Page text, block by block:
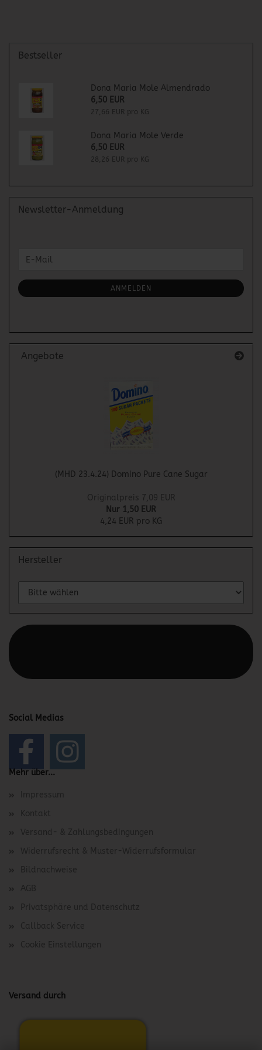
Bestseller
Dona Maria Mole Almendrado
6,50 EUR
27,66 EUR pro KG
Dona Maria Mole Verde
6,50 EUR
28,26 EUR pro KG
Newsletter-Anmeldung
ZUR
ANMELDUNG
E-
ANMELDEN
Angebote
(MHD 23.4.24) Domino Pure Cane Sugar
Originalpreis 7,09 EUR
Nur 1,50 EUR
4,24 EUR pro KG
Hersteller
Social Medias
Mehr über...
Impressum
Kontakt
Versand- & Zahlungsbedingungen
Widerrufsrecht & Muster-Widerrufsformular
Bildnachweise
AGB
Privatsphäre und Datenschutz
Callback Service
Cookie Einstellungen
Versand durch